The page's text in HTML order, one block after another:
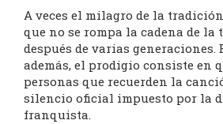
A veces el milagro de la
que no se rompa la cadena de
después de varias generaciones.
además, el prodigio consiste en
personas que recuerden la
silencio oficial impuesto por la
franquista.